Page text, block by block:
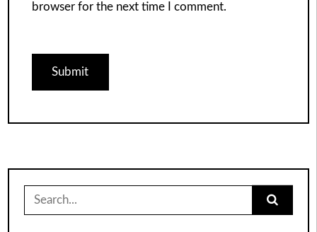
browser for the next time I comment.
for: